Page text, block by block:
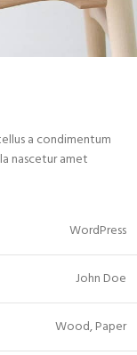
a condimentum
nascetur amet
WordPress
John Doe
Wood, Paper